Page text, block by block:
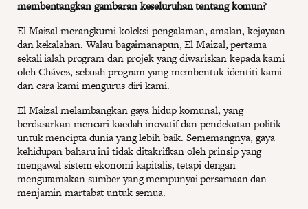
membentangkan gambaran keseluruhan tentang komun?
El Maizal merangkumi koleksi pengalaman, amalan, kejayaan
dan kekalahan. Walau bagaimanapun, El Maizal, pertama
sekali ialah program dan projek yang diwariskan kepada kami
oleh Chávez, sebuah program yang membentuk identiti kami
dan cara kami mengurus diri kami.
El Maizal melambangkan gaya hidup komunal, yang
berdasarkan mencari kaedah inovatif dan pendekatan politik
untuk mencipta dunia yang lebih baik. Sememangnya, gaya
kehidupan baharu ini tidak ditakrifkan oleh prinsip yang
mengawal sistem ekonomi kapitalis, tetapi dengan
mengutamakan sumber yang mempunyai persamaan dan
menjamin martabat untuk semua.